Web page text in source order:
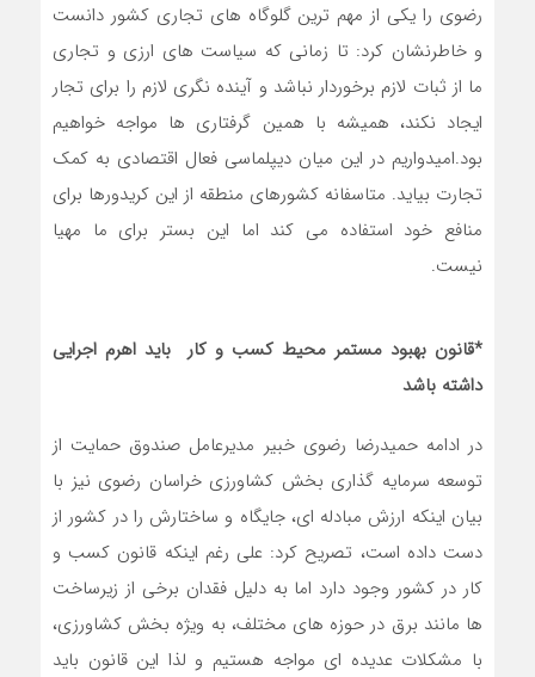
رضوی را یکی از مهم ترین گلوگاه های تجاری کشور دانست
و خاطرنشان کرد: تا زمانی که سیاست های ارزی و تجاری
ما از ثبات لازم برخوردار نباشد و آینده نگری لازم را برای تجار
ایجاد نکند، همیشه با همین گرفتاری ها مواجه خواهیم
بود.امیدواریم در این میان دیپلماسی فعال اقتصادی به کمک
تجارت بیاید. متاسفانه کشورهای منطقه از این کریدورها برای
منافع خود استفاده می کند اما این بستر برای ما مهیا
نیست.
*قانون بهبود مستمر محیط کسب و کار باید اهرم اجرایی
داشته باشد
در ادامه حمیدرضا رضوی خبیر مدیرعامل صندوق حمایت از
توسعه سرمایه گذاری بخش کشاورزی خراسان رضوی نیز با
بیان اینکه ارزش مبادله ای، جایگاه و ساختارش را در کشور از
دست داده است، تصریح کرد: علی رغم اینکه قانون کسب و
کار در کشور وجود دارد اما به دلیل فقدان برخی از زیرساخت
ها مانند برق در حوزه های مختلف، به ویژه بخش کشاورزی،
با مشکلات عدیده ای مواجه هستیم و لذا این قانون باید